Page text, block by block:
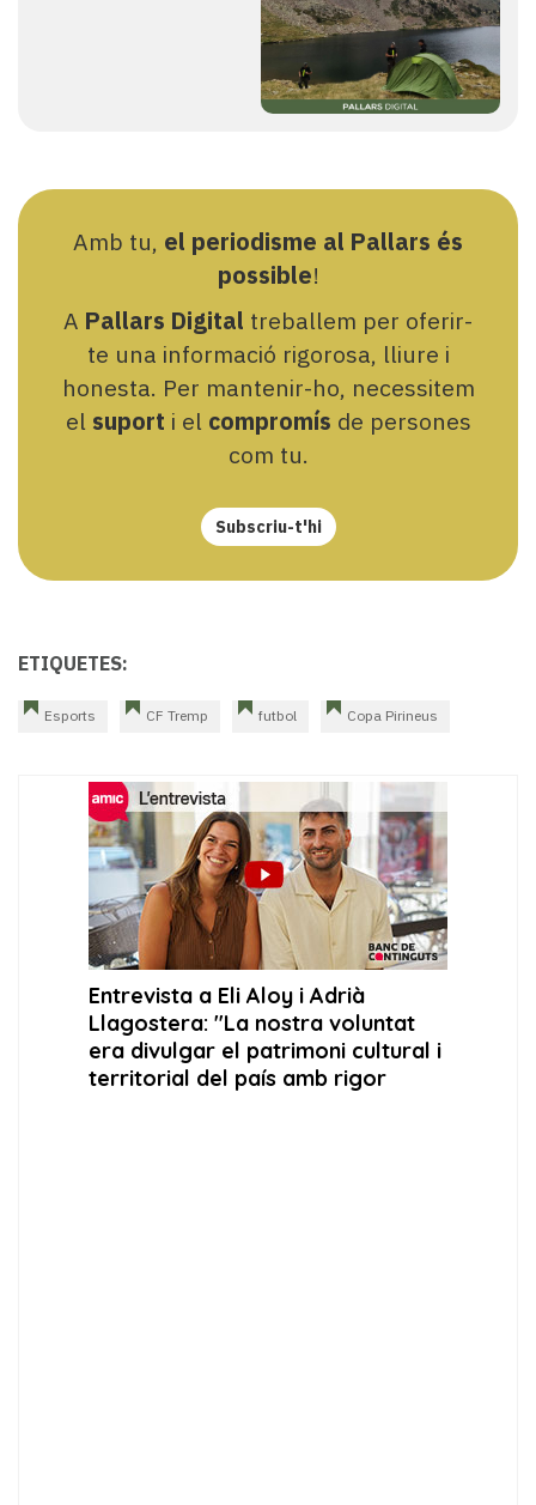
Amb tu, el periodisme al Pallars és
possible!
A Pallars Digital treballem per oferir-
te una informació rigorosa, lliure i
honesta. Per mantenir-ho, necessitem
el suport i el compromís de persones
com tu.
Subscriu-t'hi
ETIQUETES:
Esports CF Tremp futbol Copa Pirineus